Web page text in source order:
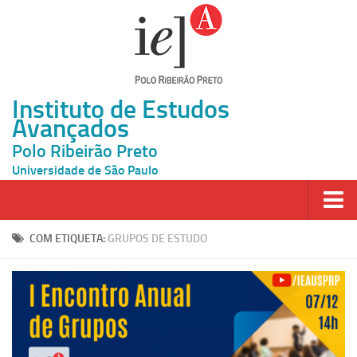
Instituto de Estudos
Avançados
Polo Ribeirão Preto
Universidade de São Paulo
Página Inicial
Inscrição
Atividades
Cátedras
COM ETIQUETA: GRUPOS DE ESTUDO